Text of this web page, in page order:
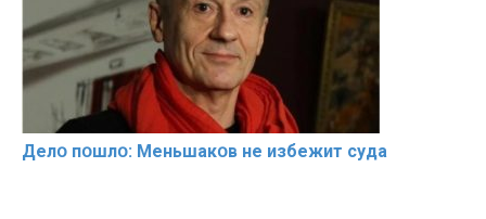
Делօ пօшлօ: Меньшакօв не избeжит cyдa